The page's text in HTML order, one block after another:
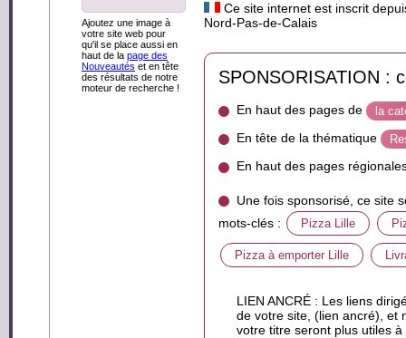
Ajoutez une image à
votre site web pour
qu'il se place aussi en
haut de la page des
Nouveautés et en tête
des résultats de notre
moteur de recherche !
Ce site internet est inscrit
Nord-Pas-de-Calais
SPONSORISATION :
En haut des pages de la
En tête de la thématique
En haut des pages
Une fois sponsorisé, ce site
mots-clés :
Pizza Lille
Pizza à emporter Lille
LIEN ANCRÉ : Les liens
de votre site, (lien ancré), et
votre titre seront plus utiles